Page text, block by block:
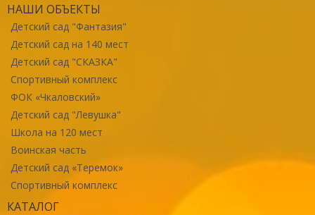
НАШИ ОБЪЕКТЫ
Детский сад "Фантазия"
Детский сад на 140 мест
Детский сад "СКАЗКА"
Спортивный комплекс
ФОК «Чкаловский»
Детский сад "Левушка"
Школа на 120 мест
Воинская часть
Детский сад «Теремок»
Спортивный комплекс
КАТАЛОГ